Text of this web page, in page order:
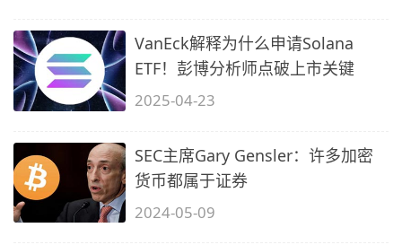
VanEck解释为什么申请Solana
ETF！彭博分析师点破上市关键
2025-04-23
SEC主席Gary Gensler：许多加密
货币都属于证券
2024-05-09